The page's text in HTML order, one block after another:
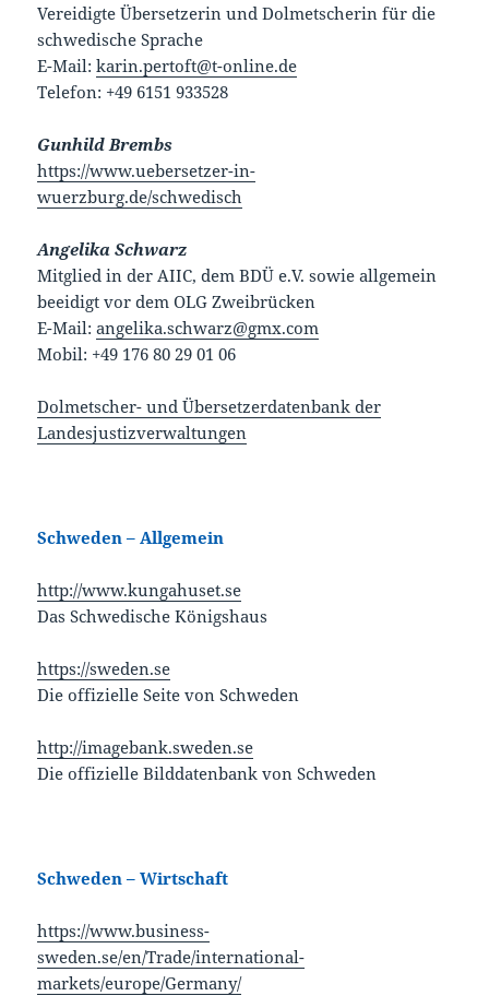
Vereidigte Übersetzerin und Dolmetscherin für die
schwedische Sprache
E-Mail:karin.pertoft@t-online.de
Telefon: +49 6151 933528
Gunhild Brembs
https://www.uebersetzer-in-
wuerzburg.de/schwedisch
Angelika Schwarz
Mitglied in der AIIC, dem BDÜ e.V. sowie allgemein
beeidigt vor dem OLG Zweibrücken
E-Mail:angelika.schwarz@gmx.com
Mobil: +49 176 80 29 01 06
Dolmetscher- und Übersetzerdatenbank der
Landesjustizverwaltungen
Schweden – Allgemein
http://www.kungahuset.se
Das Schwedische Königshaus
https://sweden.se
Die offizielle Seite von Schweden
http://imagebank.sweden.se
Die offizielle Bilddatenbank von Schweden
Schweden – Wirtschaft
https://www.business-
sweden.se/en/Trade/international-
markets/europe/Germany/